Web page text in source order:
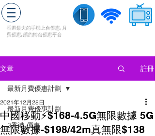
香港最大的手機上台優惠, 月
費優惠,續約轉台優惠平台
文章 註冊
最新月費優惠計劃
3香港 優惠
最新月費優惠計劃
中國移動⚡️$168-4.5G無限數據 5G
無限數據-$198/42m真無限$138
2021年12月28日